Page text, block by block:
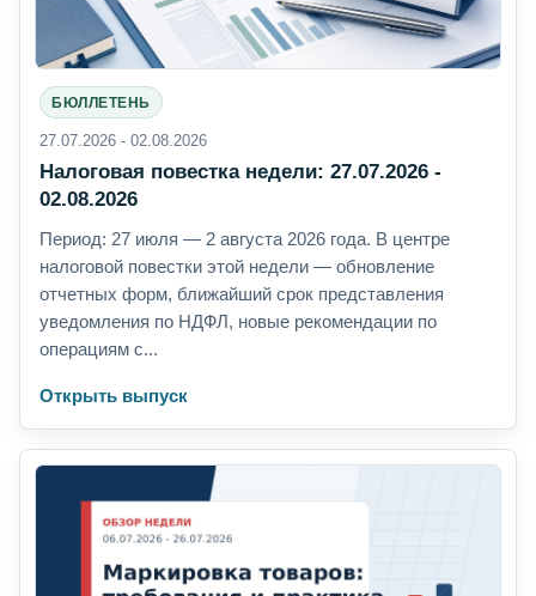
БЮЛЛЕТЕНЬ
27.07.2026 - 02.08.2026
Налоговая повестка недели: 27.07.2026 -
02.08.2026
Период: 27 июля — 2 августа 2026 года. В центре
налоговой повестки этой недели — обновление
отчетных форм, ближайший срок представления
уведомления по НДФЛ, новые рекомендации по
операциям с...
Открыть выпуск